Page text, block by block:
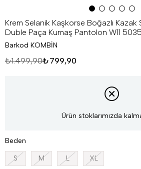
Krem Selanik Kaşkorse Boğazlı Kazak
Duble Paça Kumaş Pantolon W11 5035
Barkod KOMBİN
₺1.499,90₺799,90
Ürün stoklarımızda
Beden
S M L XL